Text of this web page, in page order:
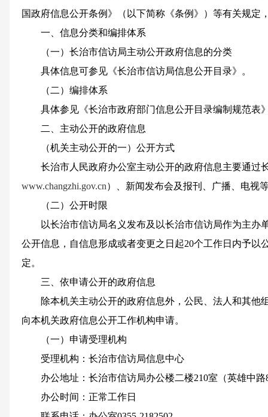
国政府信息公开条例》（以下简称《条例》）等有关规定
一、信息分类和编排体系
（一）长治市信访局主动公开政府信息的分类
具体信息可参见《长治市信访局信息公开目录》。
（二）编排体系
具体参见《长治市政府部门信息公开目录编制规范表
二、主动公开的政府信息
（机关主动公开的一）公开方式
长治市人民政府办公室主动公开的政府信息主要通过
www.changzhi.gov.cn）、新闻发布会及报刊、广播、电视
（二）公开时限
以长治市信访局名义发布及以长治市信访局作为主办
公开信息，自信息形成或者变更之日起20个工作日内予以
定。
三、依申请公开的政府信息
除本机关主动公开的政府信息外，公民、法人和其他
向本机关政府信息公开工作机构申请。
（一）申请受理机构
受理机构：长治市信访局信息中心
办公地址：长治市信访局办公楼二楼210室（英雄中
办公时间：正常工作日